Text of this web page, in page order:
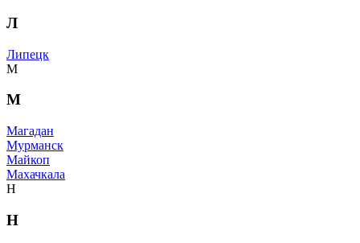
Л
Липецк
М
М
Магадан
Мурманск
Майкоп
Махачкала
Н
Н